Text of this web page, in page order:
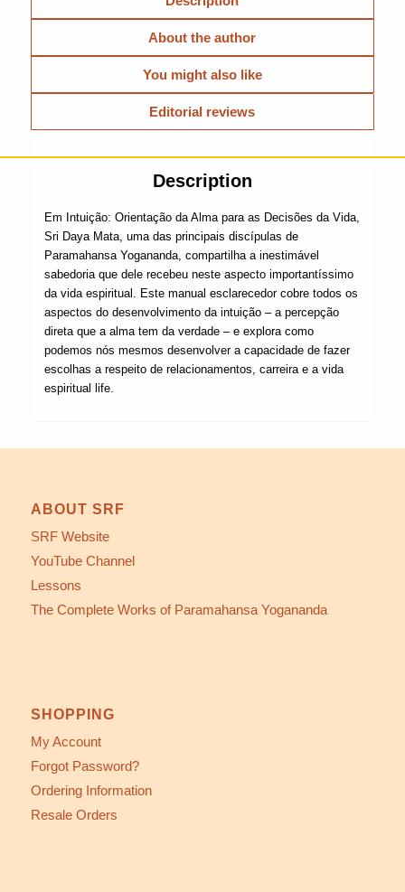
About the author
You might also like
Editorial reviews
Description
Em Intuição: Orientação da Alma para as Decisões da Vida,
Sri Daya Mata, uma das principais discípulas de
Paramahansa Yogananda, compartilha a inestimável
sabedoria que dele recebeu neste aspecto importantíssimo
da vida espiritual. Este manual esclarecedor cobre todos os
aspectos do desenvolvimento da intuição – a percepção
direta que a alma tem da verdade – e explora como
podemos nós mesmos desenvolver a capacidade de fazer
escolhas a respeito de relacionamentos, carreira e a vida
espiritual life.
ABOUT SRF
SRF Website
YouTube Channel
Lessons
The Complete Works of Paramahansa Yogananda
SHOPPING
My Account
Forgot Password?
Ordering Information
Resale Orders